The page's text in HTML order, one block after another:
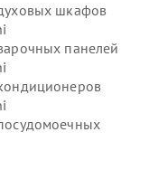
шкафов
панелей